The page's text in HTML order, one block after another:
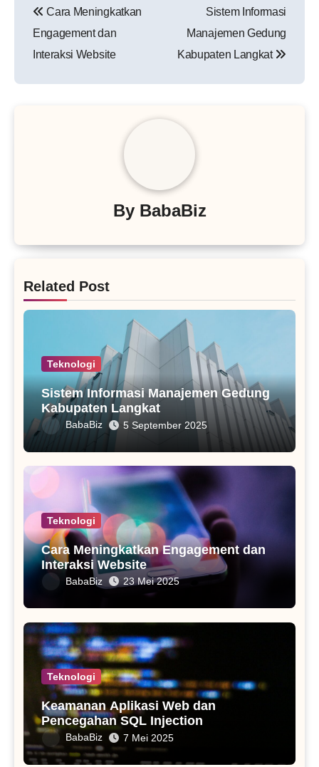
pos
Cara Meningkatkan
Engagement dan
Interaksi Website
Sistem Informasi
Manajemen Gedung
Kabupaten Langkat
By BabaBiz
Related Post
Teknologi
Sistem Informasi Manajemen Gedung
Kabupaten Langkat
BabaBiz 5 September 2025
Teknologi
Cara Meningkatkan Engagement dan
Interaksi Website
BabaBiz 23 Mei 2025
Teknologi
Keamanan Aplikasi Web dan
Pencegahan SQL Injection
BabaBiz 7 Mei 2025